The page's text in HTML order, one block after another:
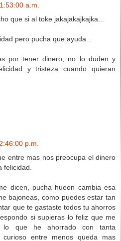
a.m.
que si al toke jakajakajkajka...
pero pucha que ayuda...
por tener dinero, no lo duden y
y tristeza cuando quieran
p.m.
entre mas nos preocupa el dinero
felicidad.
dicen, pucha hueon cambia esa
bajoneas, como puedes estar tan
que te gastaste todos tu ahorros
si supieras lo feliz que me
lo que he ahorrado con tanta
entre menos queda mas